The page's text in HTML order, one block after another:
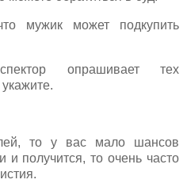
мужик может подкупить
опрашивает тех
то у вас мало шансов
и получится, то очень часто